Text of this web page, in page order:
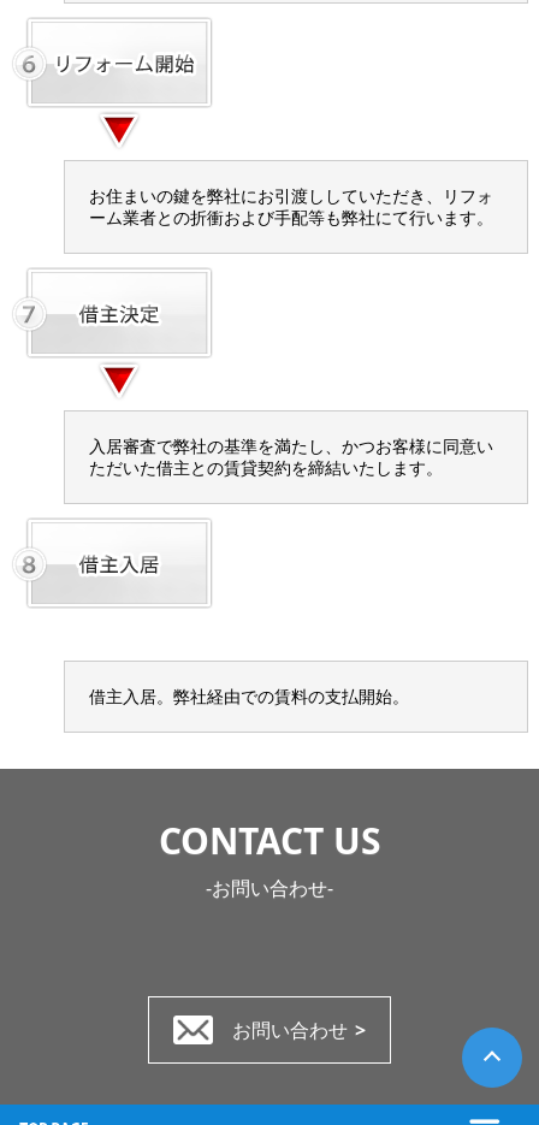
お住まいの鍵を弊社にお引渡ししていただき、リフォ
ーム業者との折衝および手配等も弊社にて行います。
入居審査で弊社の基準を満たし、かつお客様に同意い
ただいた借主との賃貸契約を締結いたします。
借主入居。弊社経由での賃料の支払開始。
CONTACT US
-お問い合わせ-
お問い合わせ